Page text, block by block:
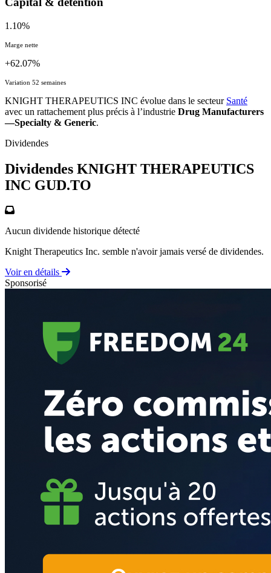
1.10%
Marge nette
+62.07%
Variation 52 semaines
KNIGHT THERAPEUTICS INC évolue dans le secteur Santé
avec un rattachement plus précis à l’industrie Drug Manufacturers
—Specialty & Generic.
Dividendes
Dividendes KNIGHT THERAPEUTICS
INC GUD.TO
Aucun dividende historique détecté
Knight Therapeutics Inc. semble n'avoir jamais versé de dividendes.
Voir en détails
Sponsorisé